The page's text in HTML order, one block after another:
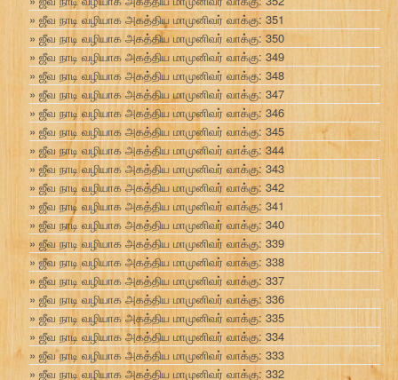
ஜீவ நாடி வழியாக அகத்திய மாமுனிவர் வாக்கு: 351
ஜீவ நாடி வழியாக அகத்திய மாமுனிவர் வாக்கு: 350
ஜீவ நாடி வழியாக அகத்திய மாமுனிவர் வாக்கு: 349
ஜீவ நாடி வழியாக அகத்திய மாமுனிவர் வாக்கு: 348
ஜீவ நாடி வழியாக அகத்திய மாமுனிவர் வாக்கு: 347
ஜீவ நாடி வழியாக அகத்திய மாமுனிவர் வாக்கு: 346
ஜீவ நாடி வழியாக அகத்திய மாமுனிவர் வாக்கு: 345
ஜீவ நாடி வழியாக அகத்திய மாமுனிவர் வாக்கு: 344
ஜீவ நாடி வழியாக அகத்திய மாமுனிவர் வாக்கு: 343
ஜீவ நாடி வழியாக அகத்திய மாமுனிவர் வாக்கு: 342
ஜீவ நாடி வழியாக அகத்திய மாமுனிவர் வாக்கு: 341
ஜீவ நாடி வழியாக அகத்திய மாமுனிவர் வாக்கு: 340
ஜீவ நாடி வழியாக அகத்திய மாமுனிவர் வாக்கு: 339
ஜீவ நாடி வழியாக அகத்திய மாமுனிவர் வாக்கு: 338
ஜீவ நாடி வழியாக அகத்திய மாமுனிவர் வாக்கு: 337
ஜீவ நாடி வழியாக அகத்திய மாமுனிவர் வாக்கு: 336
ஜீவ நாடி வழியாக அகத்திய மாமுனிவர் வாக்கு: 335
ஜீவ நாடி வழியாக அகத்திய மாமுனிவர் வாக்கு: 334
ஜீவ நாடி வழியாக அகத்திய மாமுனிவர் வாக்கு: 333
ஜீவ நாடி வழியாக அகத்திய மாமுனிவர் வாக்கு: 332